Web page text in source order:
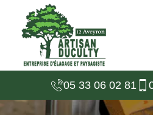
05 33 06 02 81